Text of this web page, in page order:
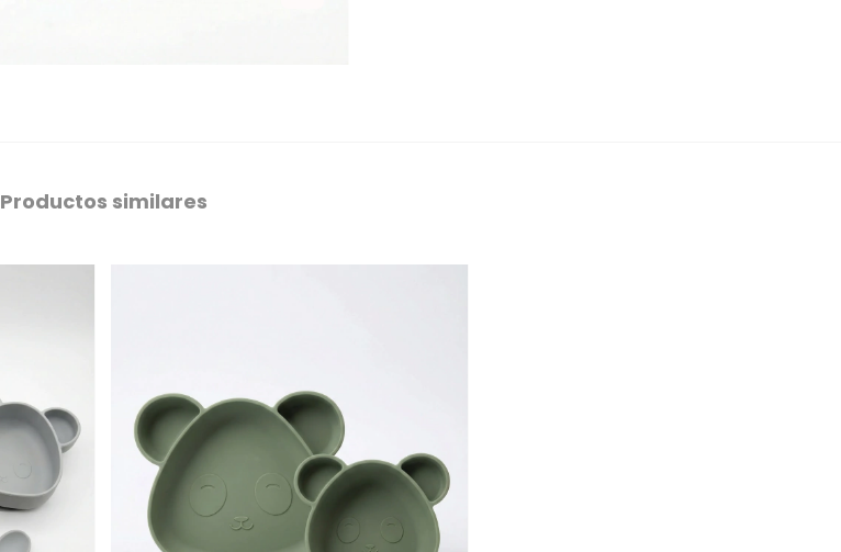
Productos similares